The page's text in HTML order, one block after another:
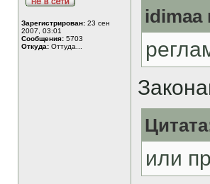
Зарегистрирован: 23 сен
2007, 03:01
Сообщения: 5703
Откуда: Оттуда...
idimaa
или